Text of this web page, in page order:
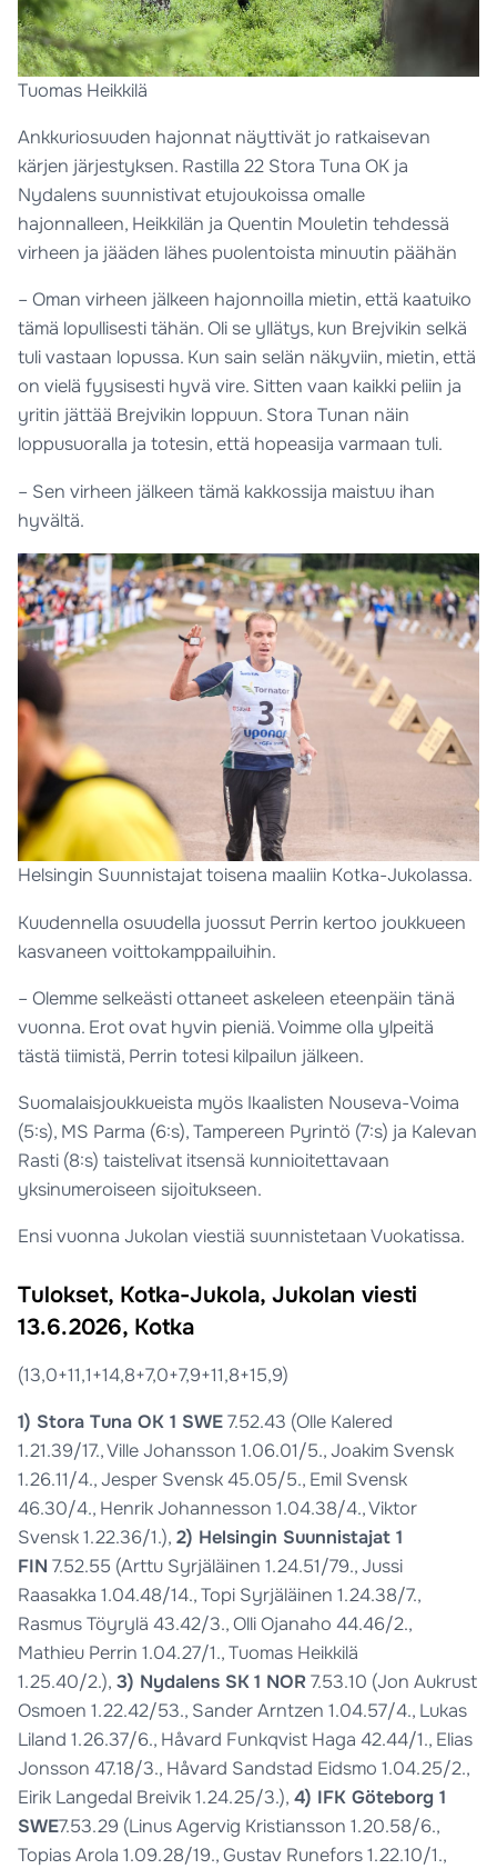
Tuomas Heikkilä
Ankkuriosuuden hajonnat näyttivät jo ratkaisevan
kärjen järjestyksen. Rastilla 22 Stora Tuna OK ja
Nydalens suunnistivat etujoukoissa omalle
hajonnalleen, Heikkilän ja Quentin Mouletin tehdessä
virheen ja jääden lähes puolentoista minuutin päähän
– Oman virheen jälkeen hajonnoilla mietin, että kaatuiko
tämä lopullisesti tähän. Oli se yllätys, kun Brejvikin selkä
tuli vastaan lopussa. Kun sain selän näkyviin, mietin, että
on vielä fyysisesti hyvä vire. Sitten vaan kaikki peliin ja
yritin jättää Brejvikin loppuun. Stora Tunan näin
loppusuoralla ja totesin, että hopeasija varmaan tuli.
– Sen virheen jälkeen tämä kakkossija maistuu ihan
hyvältä.
Helsingin Suunnistajat toisena maaliin Kotka-Jukolassa.
Kuudennella osuudella juossut Perrin kertoo joukkueen
kasvaneen voittokamppailuihin.
– Olemme selkeästi ottaneet askeleen eteenpäin tänä
vuonna. Erot ovat hyvin pieniä. Voimme olla ylpeitä
tästä tiimistä, Perrin totesi kilpailun jälkeen.
Suomalaisjoukkueista myös Ikaalisten Nouseva-Voima
(5:s), MS Parma (6:s), Tampereen Pyrintö (7:s) ja Kalevan
Rasti (8:s) taistelivat itsensä kunnioitettavaan
yksinumeroiseen sijoitukseen.
Ensi vuonna Jukolan viestiä suunnistetaan Vuokatissa.
Tulokset, Kotka-Jukola, Jukolan viesti
13.6.2026, Kotka
(13,0+11,1+14,8+7,0+7,9+11,8+15,9)
1) Stora Tuna OK 1 SWE7.52.43 (Olle Kalered
1.21.39/17., Ville Johansson 1.06.01/5., Joakim Svensk
1.26.11/4., Jesper Svensk 45.05/5., Emil Svensk
46.30/4., Henrik Johannesson 1.04.38/4., Viktor
Svensk 1.22.36/1.),2) Helsingin Suunnistajat 1
FIN 7.52.55 (Arttu Syrjäläinen 1.24.51/79., Jussi
Raasakka 1.04.48/14., Topi Syrjäläinen 1.24.38/7.,
Rasmus Töyrylä 43.42/3., Olli Ojanaho 44.46/2.,
Mathieu Perrin 1.04.27/1., Tuomas Heikkilä
1.25.40/2.),3) Nydalens SK1 NOR7.53.10 (Jon Aukrust
Osmoen 1.22.42/53., Sander Arntzen 1.04.57/4., Lukas
Liland 1.26.37/6., Håvard Funkqvist Haga 42.44/1., Elias
Jonsson 47.18/3., Håvard Sandstad Eidsmo 1.04.25/2.,
Eirik Langedal Breivik 1.24.25/3.),4) IFK Göteborg 1
SWE7.53.29 (Linus Agervig Kristiansson 1.20.58/6.,
Topias Arola 1.09.28/19., Gustav Runefors 1.22.10/1.,